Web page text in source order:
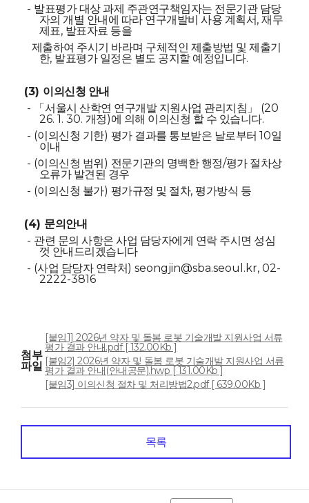
- 발표평가 대상 과제 주관연구책임자는 전문기관 담당
자의 개별 안내에 따라 연구개발비 사용 계획서,재무
제표, 발표자료 등을
제출하여 주시기 바라며 구체적인 제출방법 및 제출기
한, 발표평가 일정은 별도 공지할 예정입니다.
(3) 이의신청 안내
- 「 서울시 산학연 연구개발 지원사업 관리지침 」 (20
26. 1. 30. 개정)에 의해 이의신청 할 수 있습니다.
- (이의신청 기한) 평가 결과를 통보받은 날로부터 10일
이내
- (이의신청 범위 ) 전문기관의 명백한 행정/평가 절차상
오류가 발견된 경우
- (이의신청 불가) 평가규정 및 절차, 평가방식 등
(4) 문의안내
- 관련 문의 사항은 사업 담당자에게 연락 주시면 성심
껏 안내드리겠습니다
- (사업 담당자 연락처) seongjin@sba.seoul.kr, 02-
2222-3816
첨부
파일
[붙임1] 2026년 약자 및 돌봄 로봇 기술개발 지원사업 서류
평가 결과 안내.pdf [ 132.00Kb ]
[붙임2] 2026년 약자 및 돌봄 로봇 기술개발 지원사업 서류
평가 결과 안내(안내공문).hwp [ 131.00Kb ]
[붙임3] 이의신청 절차 및 처리방법2.pdf [ 639.00Kb ]
목록